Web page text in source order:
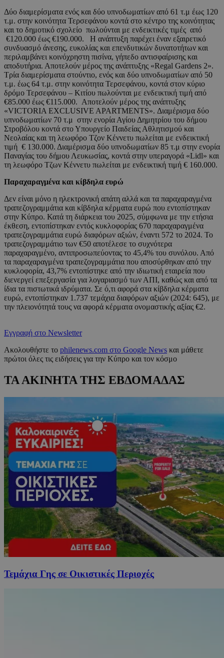
Δύο διαμερίσματα ενός και δύο υπνοδωματίων από 61 τ.μ έως 120
τ.μ. στην κοινότητα Τερσεφάνου κοντά στο κέντρο της κοινότητας
και το δημοτικό σχολείο πωλούνται με ενδεικτικές τιμές από
€120.000 έως €190.000. Η ανάπτυξη παρέχει έναν εξαιρετικό
συνδυασμό άνεσης, ευκολίας και επενδυτικών δυνατοτήτων και
περιλαμβάνει κοινόχρηστη πισίνα, γήπεδο αντισφαίρισης και
αποδυτήρια. Αποτελούν μέρος της ανάπτυξης «Regal Gardens 2».
Τρία διαμερίσματα στούντιο, ενός και δύο υπνοδωματίων από 50
τ.μ. έως 64 τ.μ. στην κοινότητα Τερσεφάνου, κοντά στον κύριο
δρόμο Τερσεφάνου – Κιτίου πωλούνται με ενδεικτική τιμή από
€85.000 έως €115.000. Αποτελούν μέρος της ανάπτυξης
«VICTORIA EXCLUSIVE APARTMENTS». Διαμέρισμα δύο
υπνοδωματίων 70 τ.μ στην ενορία Αγίου Δημητρίου του δήμου
Στροβόλου κοντά στο Υπουργείο Παιδείας Αθλητισμού και
Νεολαίας και τη λεωφόρο Τζον Κέννετυ πωλείται με ενδεικτική
τιμή € 130.000. Διαμέρισμα δύο υπνοδωματίων 85 τ.μ στην ενορία
Παναγίας του δήμου Λευκωσίας, κοντά στην υπεραγορά «Lidl» και
τη λεωφόρο Τζων Κέννετυ πωλείται με ενδεικτική τιμή € 160.000.
Παραχαραγμένα και κίβδηλα ευρώ
Δεν είναι μόνο η ηλεκτρονική απάτη αλλά και τα παραχαραγμένα
τραπεζογραμμάτια και κίβδηλα κέρματα ευρώ που εντοπίστηκαν
στην Κύπρο. Κατά τη διάρκεια του 2025, σύμφωνα με την ετήσια
έκθεση, εντοπίστηκαν εντός κυκλοφορίας 670 παραχαραγμένα
τραπεζογραμμάτια ευρώ διαφόρων αξιών, έναντι 572 το 2024. Το
τραπεζογραμμάτιο των €50 αποτέλεσε το συχνότερα
παραχαραγμένο, αντιπροσωπεύοντας το 45,4% του συνόλου. Από
τα παραχαραγμένα τραπεζογραμμάτια που αποσύρθηκαν από την
κυκλοφορία, 43,7% εντοπίστηκε από την ιδιωτική εταιρεία που
διενεργεί επεξεργασία για λογαριασμό των ΑΠΙ, καθώς και από τα
ίδια τα πιστωτικά ιδρύματα. Σε ό,τι αφορά στα κίβδηλα κέρματα
ευρώ, εντοπίστηκαν 1.737 τεμάχια διαφόρων αξιών (2024: 645), με
την πλειονότητά τους να αφορά κέρματα ονομαστικής αξίας €2.
Εγγραφή στο Newsletter
Ακολουθήστε το philenews.com στο Google News και μάθετε
πρώτοι όλες τις ειδήσεις για την Κύπρο και τον κόσμο
ΤΑ ΑΚΙΝΗΤΑ ΤΗΣ ΕΒΔΟΜΑΔΑΣ
Τεμάχια Γης σε Οικιστικές Περιοχές